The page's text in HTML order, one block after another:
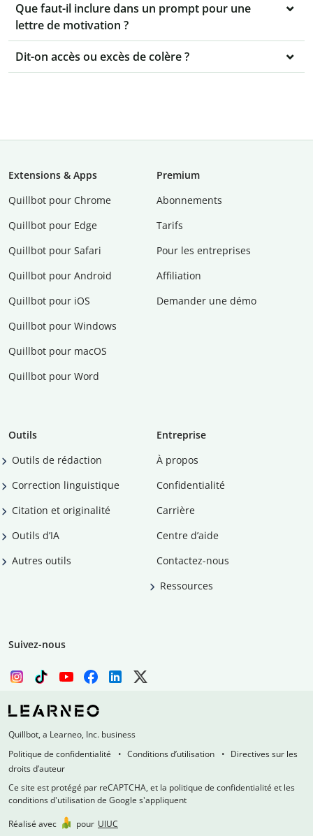
Que faut-il inclure dans un prompt pour une
lettre de motivation ?
Dit-on accès ou excès de colère ?
Extensions & Apps
Quillbot pour Chrome
Quillbot pour Edge
Quillbot pour Safari
Quillbot pour Android
Quillbot pour iOS
Quillbot pour Windows
Quillbot pour macOS
Quillbot pour Word
Premium
Abonnements
Tarifs
Pour les entreprises
Affiliation
Demander une démo
Outils
Outils de rédaction
Correction linguistique
Citation et originalité
Outils d’IA
Autres outils
Entreprise
À propos
Confidentialité
Carrière
Centre d’aide
Contactez-nous
Ressources
Suivez-nous
Quillbot, a Learneo, Inc. business
Politique de confidentialité
Conditions d’utilisation
Directives sur les
droits d’auteur
Ce site est protégé par reCAPTCHA, et la politique de confidentialité et les
conditions d'utilisation de Google s'appliquent
Réalisé avec
pour UIUC